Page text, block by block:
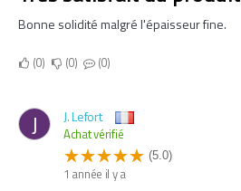
Bonne solidité malgré l'épaisseur fine.
0 0 0
J J. Lefort
Achat vérifié
(5.0)
1 année il y a